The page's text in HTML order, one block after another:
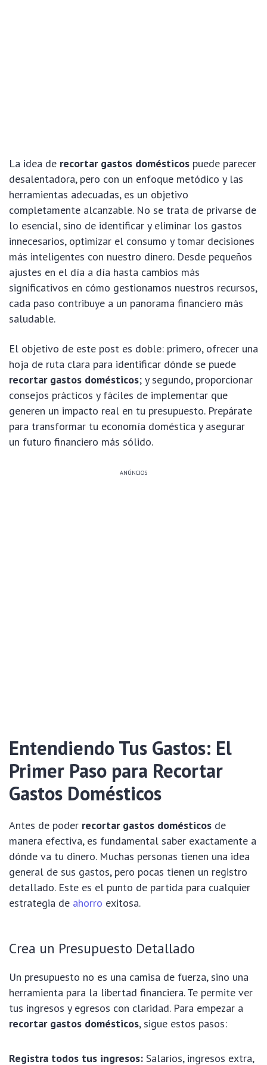
La idea de recortar gastos domésticos puede parecer
desalentadora, pero con un enfoque metódico y las
herramientas adecuadas, es un objetivo
completamente alcanzable. No se trata de privarse de
lo esencial, sino de identificar y eliminar los gastos
innecesarios, optimizar el consumo y tomar decisiones
más inteligentes con nuestro dinero. Desde pequeños
ajustes en el día a día hasta cambios más
significativos en cómo gestionamos nuestros recursos,
cada paso contribuye a un panorama financiero más
saludable.
El objetivo de este post es doble: primero, ofrecer una
hoja de ruta clara para identificar dónde se puede
recortar gastos domésticos; y segundo, proporcionar
consejos prácticos y fáciles de implementar que
generen un impacto real en tu presupuesto. Prepárate
para transformar tu economía doméstica y asegurar
un futuro financiero más sólido.
ANÚNCIOS
Entendiendo Tus Gastos: El
Primer Paso para Recortar
Gastos Domésticos
Antes de poder recortar gastos domésticos de
manera efectiva, es fundamental saber exactamente a
dónde va tu dinero. Muchas personas tienen una idea
general de sus gastos, pero pocas tienen un registro
detallado. Este es el punto de partida para cualquier
estrategia de ahorro exitosa.
Crea un Presupuesto Detallado
Un presupuesto no es una camisa de fuerza, sino una
herramienta para la libertad financiera. Te permite ver
tus ingresos y egresos con claridad. Para empezar a
recortar gastos domésticos, sigue estos pasos:
Registra todos tus ingresos: Salarios, ingresos extra,